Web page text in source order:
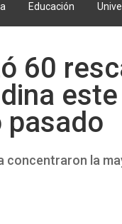
Educación
60
pasado
concentraron la